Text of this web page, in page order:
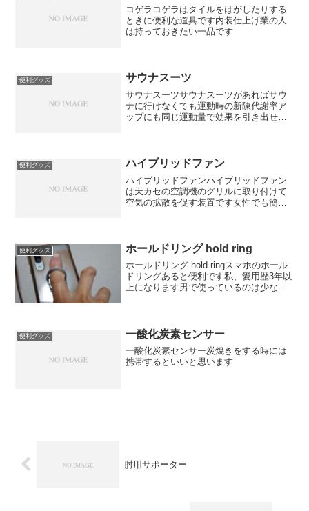
コゲラコゲラはタイルをはがしたりする
ときに便利な道具です内装仕上げ業の人
は持っておきたい一品です
便利グッズ サウナスーツ
サウナスーツサウナスーツがあればサウ
ナに行けなくても運動時の新陳代謝率ア
ップにも同じ運動量で効果を引き出せる
便利グッズ ハイブリッドファン
ハイブリッドファンハイブリッドファン
は天カセの空調機のグリルに取り付けて
空気の拡散を促す装置です女性でも簡単
便利グッズ ホールドリング hold ring
ホールドリング hold ringスマホのホール
ドリングあると便利です私、愛用歴3年以
上になります男で使っているのは少ない
ーしてくだ...
便利グッズ 一酸化炭素センサー
一酸化炭素センサー炭焼きをする時には
携帯するといいと思います
肘用サポーター